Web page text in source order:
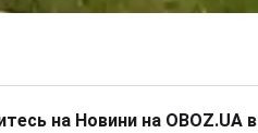
на Новини на OBOZ.UA в